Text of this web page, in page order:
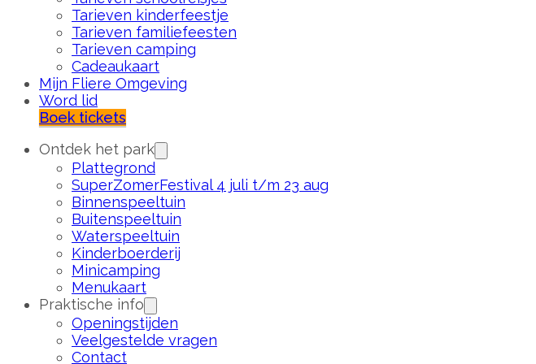
Tarieven kinderfeestje
Tarieven familiefeesten
Tarieven camping
Cadeaukaart
Mijn Fliere Omgeving
Word lid
Boek tickets
Ontdek het park
Plattegrond
SuperZomerFestival 4 juli t/m 23 aug
Binnenspeeltuin
Buitenspeeltuin
Waterspeeltuin
Kinderboerderij
Minicamping
Menukaart
Praktische info
Openingstijden
Veelgestelde vragen
Contact